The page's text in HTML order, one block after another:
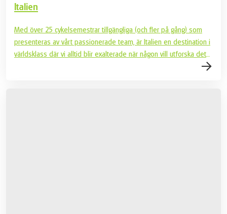
Italien
Med över 25 cykelsemestrar tillgängliga (och fler på gång) som
presenteras av vårt passionerade team, är Italien en destination i
världsklass där vi alltid blir exalterade när någon vill utforska detta
land på två hjul! Vi är alltid ivriga att dela vår lokalkännedom, och vi